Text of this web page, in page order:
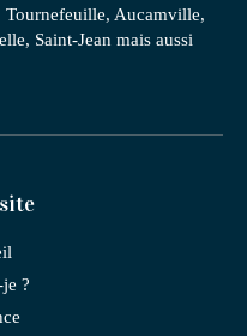
Aucamville,
Saint-Jean mais aussi
?